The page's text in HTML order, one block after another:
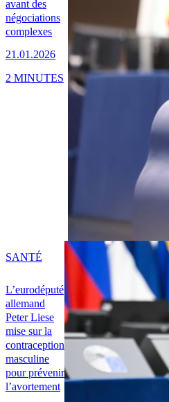
avant des
négociations
complexes
21.01.2026
2 MINUTES
L’eurodéputé
allemand
Peter Liese
mise sur la
contraception
masculine
pour prévenir
l’avortement
SANTÉ